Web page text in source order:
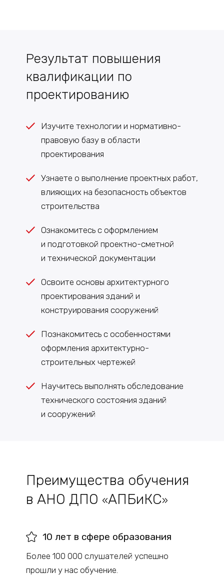
Результат повышения
квалификации по
проектированию
Изучите технологии и нормативно-
правовую базу в области
проектирования
Узнаете о выполнение проектных работ,
влияющих на безопасность объектов
строительства
Ознакомитесь с оформлением
и подготовкой проектно-сметной
и технической документации
Освоите основы архитектурного
проектирования зданий и
конструирования сооружений
Познакомитесь с особенностями
оформления архитектурно-
строительных чертежей
Научитесь выполнять обследование
технического состояния зданий
и сооружений
Преимущества обучения
в АНО ДПО «АПБиКС»
10 лет в сфере образования
Более 100 000 слушателей успешно
прошли у нас обучение.